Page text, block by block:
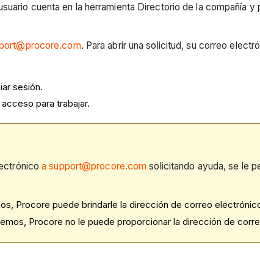
cuenta en la herramienta Directorio de la compañía
. Para abrir una solicitud, su correo
sesión.
para trabajar.
a support@procore.com solicitando ayuda, se le
Procore puede brindarle la dirección de correo
Procore no le puede proporcionar la dirección de